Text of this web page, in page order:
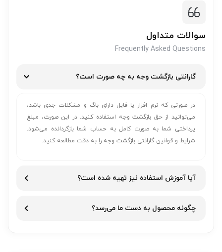
سوالات متداول
Frequently Asked Questions
گارانتی بازگشت وجه به چه صورت است؟
در صورتی که نرم افزار یا فایل دارای باگ و مشکلات جدی باشد،
می‌توانید از حق بازگشت وجه استفاده کنید. در این صورت، مبلغ
پرداختی شما به صورت کامل به حساب شما بازگردانده می‌شود.
شرایط و قوانین گارانتی بازگشت وجه را به دقت مطالعه کنید.
آیا آموزش استفاده نیز تهیه شده است؟
چگونه محصول به دست ما می‌رسد؟